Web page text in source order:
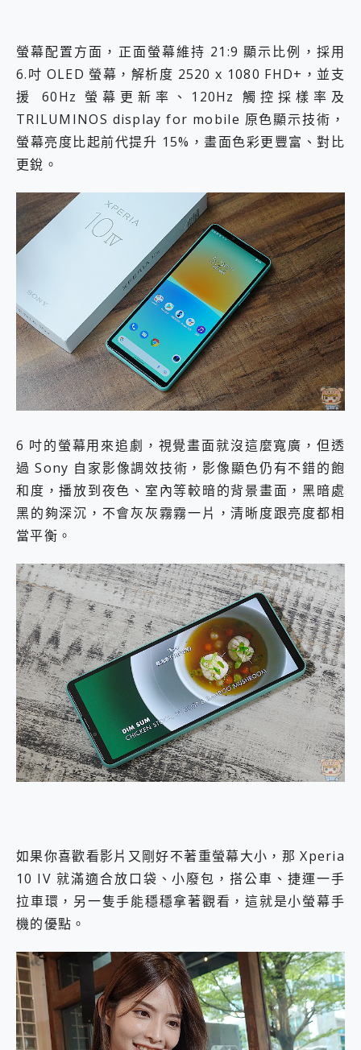
螢幕配置方面，正面螢幕維持 21:9 顯示比例，採用
6.吋 OLED 螢幕，解析度 2520 x 1080 FHD+，並支
援 60Hz 螢幕更新率、120Hz 觸控採樣率及
TRILUMINOS display for mobile 原色顯示技術，
螢幕亮度比起前代提升 15%，畫面色彩更豐富、對比
更銳。
6 吋的螢幕用來追劇，視覺畫面就沒這麼寬廣，但透
過 Sony 自家影像調效技術，影像顯色仍有不錯的飽
和度，播放到夜色、室內等較暗的背景畫面，黑暗處
黑的夠深沉，不會灰灰霧霧一片，清晰度跟亮度都相
當平衡。
如果你喜歡看影片又剛好不著重螢幕大小，那 Xperia
10 IV 就滿適合放口袋、小廢包，搭公車、捷運一手
拉車環，另一隻手能穩穩拿著觀看，這就是小螢幕手
機的優點。